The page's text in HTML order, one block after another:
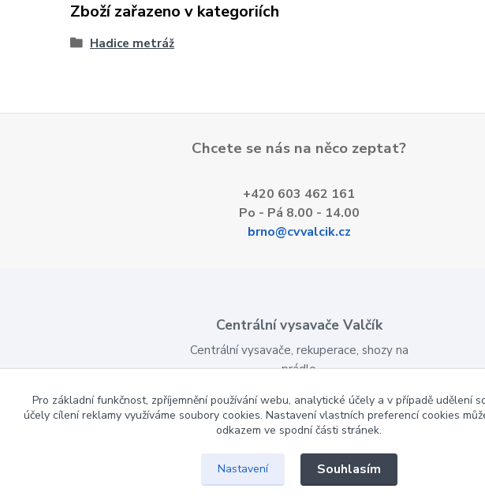
Zboží zařazeno v kategoriích
Hadice metráž
Chcete se nás na něco zeptat?
+420 603 462 161
Po - Pá 8.00 - 14.00
brno@cvvalcik.cz
Centrální vysavače Valčík
Centrální vysavače, rekuperace, shozy na
prádlo
www.cvvalcik.cz
Pro základní funkčnost, zpříjemnění používání webu, analytické účely a v případě udělení
účely cílení reklamy využíváme soubory cookies. Nastavení vlastních preferencí cookies
odkazem ve spodní části stránek.
Nastavení Souhlasím